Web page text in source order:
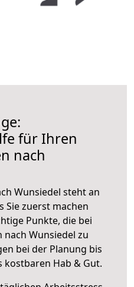
für Ihren
nach
Wunsiedel steht an
Sie zuerst machen
Punkte, die bei
Wunsiedel zu
bei der Planung bis
kostbaren Hab & Gut.